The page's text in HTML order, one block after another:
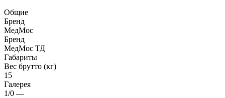
Общие
Бренд
МедМос
Бренд
МедМос ТД
Габариты
Вес брутто (кг)
15
Галерея
1/0 —